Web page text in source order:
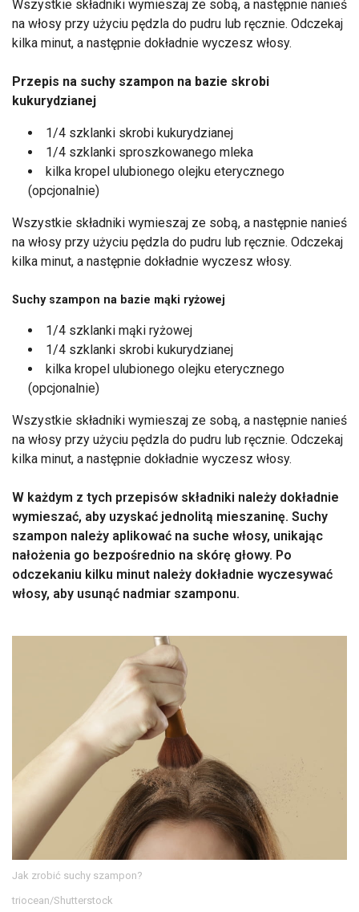
Wszystkie składniki wymieszaj ze sobą, a następnie nanieś
na włosy przy użyciu pędzla do pudru lub ręcznie. Odczekaj
kilka minut, a następnie dokładnie wyczesz włosy.
Przepis na suchy szampon na bazie skrobi
kukurydzianej
1/4 szklanki skrobi kukurydzianej
1/4 szklanki sproszkowanego mleka
kilka kropel ulubionego olejku eterycznego
(opcjonalnie)
Wszystkie składniki wymieszaj ze sobą, a następnie nanieś
na włosy przy użyciu pędzla do pudru lub ręcznie. Odczekaj
kilka minut, a następnie dokładnie wyczesz włosy.
Suchy szampon na bazie mąki ryżowej
1/4 szklanki mąki ryżowej
1/4 szklanki skrobi kukurydzianej
kilka kropel ulubionego olejku eterycznego
(opcjonalnie)
Wszystkie składniki wymieszaj ze sobą, a następnie nanieś
na włosy przy użyciu pędzla do pudru lub ręcznie. Odczekaj
kilka minut, a następnie dokładnie wyczesz włosy.
W każdym z tych przepisów składniki należy dokładnie
wymieszać, aby uzyskać jednolitą mieszaninę. Suchy
szampon należy aplikować na suche włosy, unikając
nałożenia go bezpośrednio na skórę głowy. Po
odczekaniu kilku minut należy dokładnie wyczesywać
włosy, aby usunąć nadmiar szamponu.
Jak zrobić suchy szampon?
triocean/Shutterstock